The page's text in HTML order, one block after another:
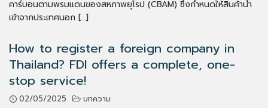
คาร์บอนตามพรมแดนของสหภาพยุโรป (CBAM) ซึ่งกำหนดให้สินค้านำ
เข้าจากประเทศนอก […]
How to register a foreign company in
Thailand? FDI offers a complete, one-
stop service!
02/05/2025 บทความ